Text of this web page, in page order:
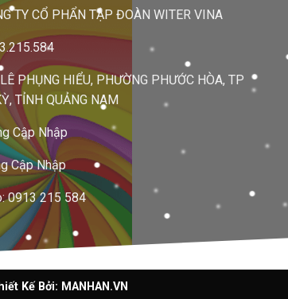
TY CỔ PHẨN TẬP ĐOÀN WITER VINA
PHỤNG HIỂU, PHƯỜNG PHƯỚC HÒA, TP
TỈNH QUẢNG NAM
Cập Nhập
Cập Nhập
0913 215 584
Kế Bởi: MANHAN.VN